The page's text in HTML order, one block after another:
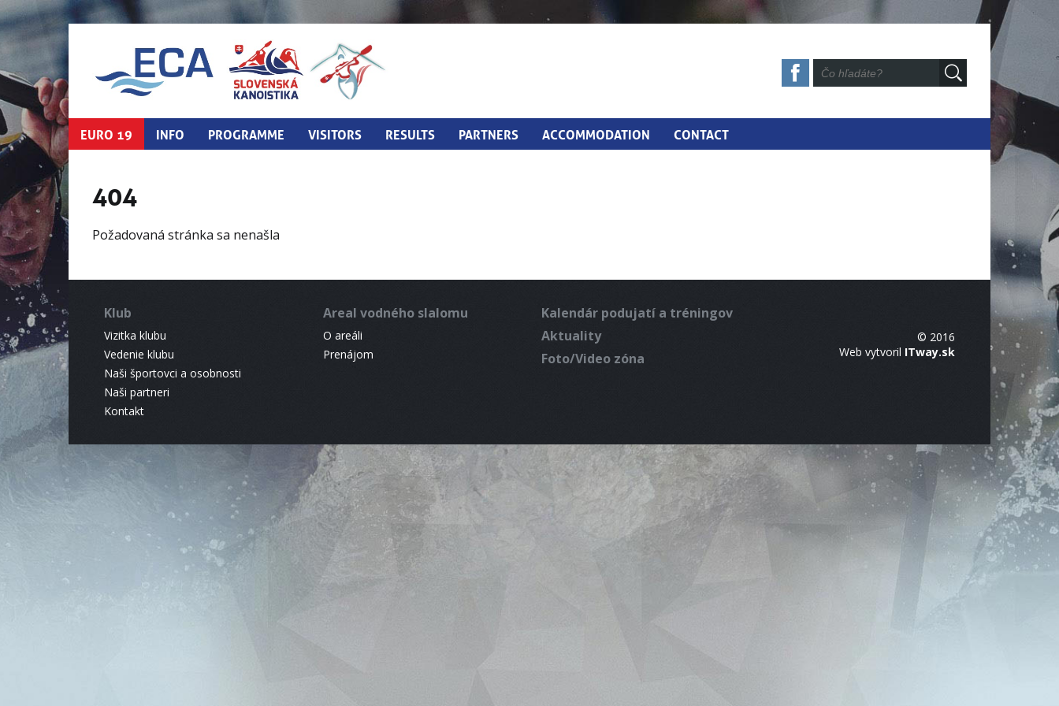
EURO 19 INFO PROGRAMME VISITORS RESULTS PARTNERS ACCOMMODATION CONTACT
404
Požadovaná stránka sa nenašla
Klub
Vizitka klubu
Vedenie klubu
Naši športovci a osobnosti
Naši partneri
Kontakt
Areal vodného slalomu
O areáli
Prenájom
Kalendár podujatí a tréningov
Aktuality
Foto/Video zóna
© 2016
Web vytvoril ITway.sk